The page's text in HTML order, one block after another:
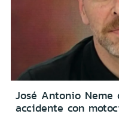
José Antonio
accidente con